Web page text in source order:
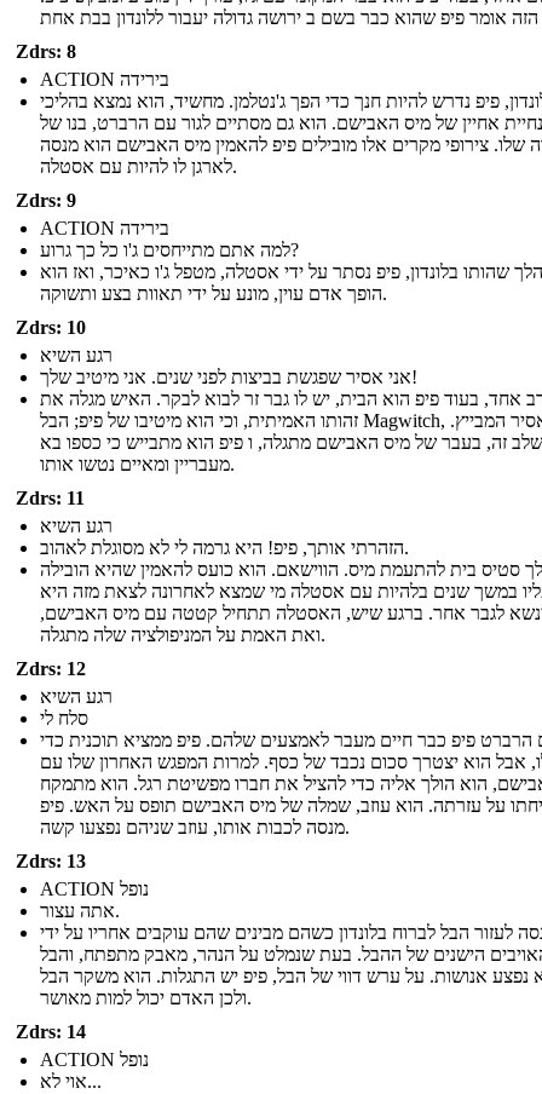
Zdrs: 8
ACTION בירידה
פיפ נדרש להיות חנך כדי הפך ג'נטלמן. מחשיד, הוא נמצא בהליכי
אחיין של מיס האבישם. הוא גם מסתיים לגור עם הרברט, בנו של
שלו. צירופי מקרים אלו מובילים פיפ להאמין מיס האבישם הוא מנסה
לארגן לו להיות עם אסטלה.
Zdrs: 9
ACTION בירידה
למה אתם מתייחסים ג'ו כל כך גרוע?
שהותו בלונדון, פיפ נסתר על ידי אסטלה, מטפל ג'ו כאיכר, ואז הוא
הופך אדם עוין, מונע על ידי תאוות בצע ותשוקה.
Zdrs: 10
רגע השיא
אני אסיר שפגשת בביצות לפני שנים. אני מיטיב שלך!
אחד, בעוד פיפ הוא הבית, יש לו גבר זר לבוא לבקר. האיש מגלה את
זהותו האמיתית, וכי הוא מיטיבו של פיפ; הבל Magwitch, והאסיר המבייץ.
זה, בעבר של מיס האבישם מתגלה, ו פיפ הוא מתבייש כי כספו בא
מעבריין ומאיים נטשו אותו.
Zdrs: 11
רגע השיא
הזהרתי אותך, פיפ! היא גרמה לי לא מסוגלת לאהוב.
סטיס בית להתעמת מיס. הווישאם. הוא כועס להאמין שהיא הובילה
במשך שנים בלהיות עם אסטלה מי שמצא לאחרונה לצאת מזה היא
לגבר אחר. ברגע שיש, האסטלה תתחיל קטטה עם מיס האבישם,
ואת האמת על המניפולציה שלה מתגלה.
Zdrs: 12
רגע השיא
סלח לי
הרברט פיפ כבר חיים מעבר לאמצעים שלהם. פיפ ממציא תוכנית כדי
אבל הוא יצטרך סכום נכבד של כסף. למרות המפגש האחרון שלו עם
הוא הולך אליה כדי להציל את חברו מפשיטת רגל. הוא מתמקח
על עזרתה. הוא עוזב, שמלה של מיס האבישם תופס על האש. פיפ
מנסה לכבות אותו, עוזב שניהם נפצעו קשה.
Zdrs: 13
ACTION נופל
אתה עצור.
לעזור הבל לברוח בלונדון כשהם מבינים שהם עוקבים אחריו על ידי
הישנים של ההבל. בעת שנמלט על הנהר, מאבק מתפתח, והבל
נפצע אנושות. על ערש דווי של הבל, פיפ יש התגלות. הוא משקר הבל
ולכן האדם יכול למות מאושר.
Zdrs: 14
ACTION נופל
אוי לא...